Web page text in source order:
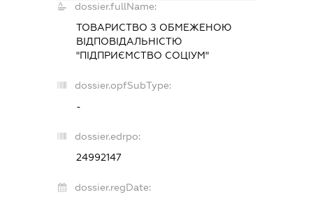
dossier.fullName:
ТОВАРИСТВО З ОБМЕЖЕНОЮ
ВІДПОВІДАЛЬНІСТЮ
"ПІДПРИЄМСТВО СОЦІУМ"
dossier.opfSubType:
-
dossier.edrpo:
24992147
dossier.regDate: